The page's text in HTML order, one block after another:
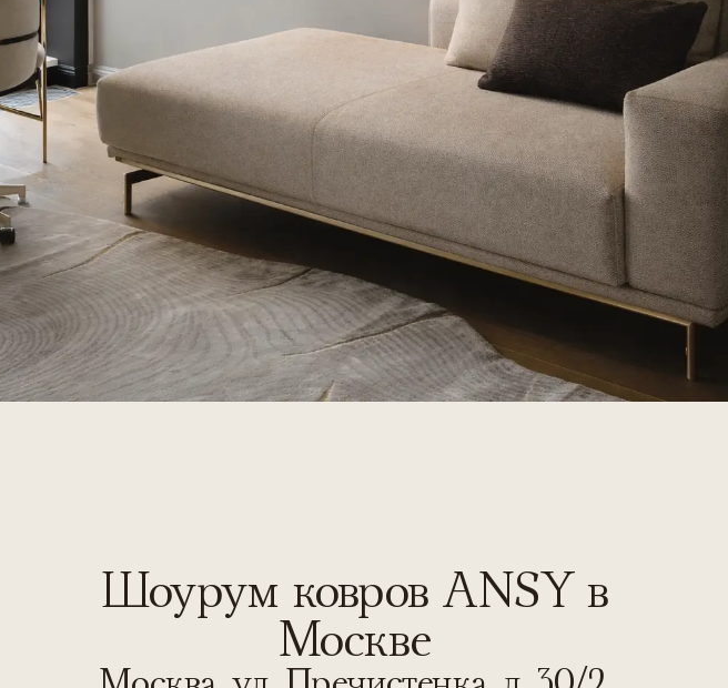
Шоурум ковров ANSY в
Москве